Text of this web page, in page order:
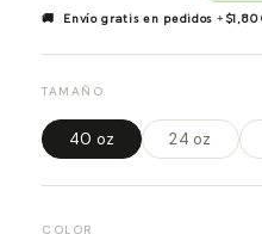
habitual
🚚 Envío gratis en pedidos
TAMAÑO
40 oz 24 oz
COLOR